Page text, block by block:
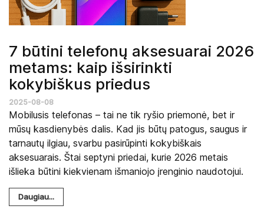
7 būtini telefonų aksesuarai 2026
metams: kaip išsirinkti
kokybiškus priedus
2025-08-08
Mobilusis telefonas – tai ne tik ryšio priemonė, bet ir
mūsų kasdienybės dalis. Kad jis būtų patogus, saugus ir
tarnautų ilgiau, svarbu pasirūpinti kokybiškais
aksesuarais. Štai septyni priedai, kurie 2026 metais
išlieka būtini kiekvienam išmaniojo įrenginio naudotojui.
Daugiau...